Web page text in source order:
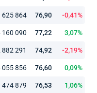
625 864 76,90 -0,41%
160 090 77,22 3,07%
882 291 74,92 -2,19%
055 856 76,60 0,09%
474 879 76,53 1,06%